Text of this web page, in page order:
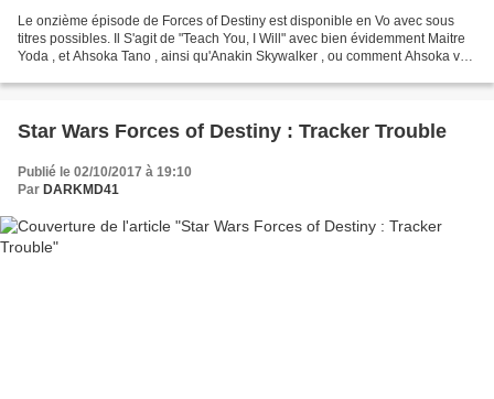
Le onzième épisode de Forces of Destiny est disponible en Vo avec sous
titres possibles. Il S'agit de "Teach You, I Will" avec bien évidemment Maitre
Yoda , et Ahsoka Tano , ainsi qu'Anakin Skywalker , ou comment Ahsoka va
Star Wars Forces of Destiny : Tracker Trouble
Publié le 02/10/2017 à 19:10
Par DARKMD41